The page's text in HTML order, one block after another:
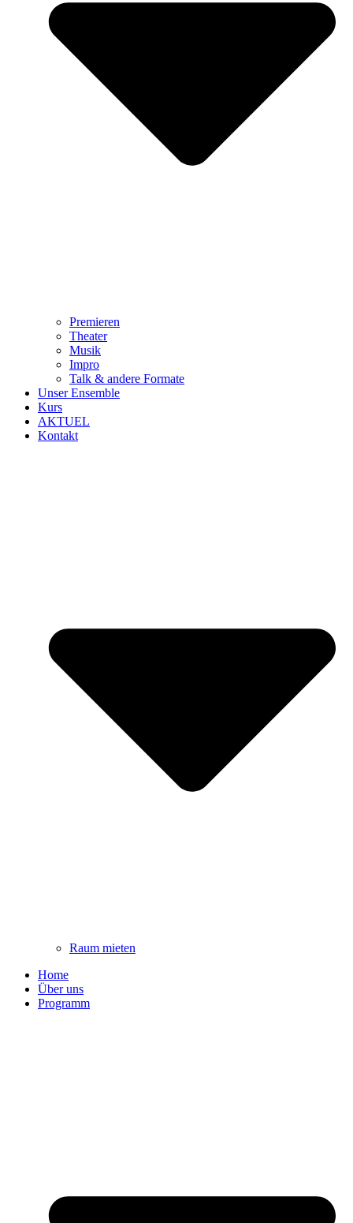
Premieren
Theater
Musik
Impro
Talk & andere Formate
Unser Ensemble
Kurs
AKTUEL
Kontakt
Raum mieten
Home
Über uns
Programm